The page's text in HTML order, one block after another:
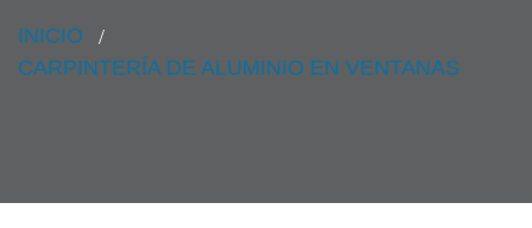
INICIO
CARPINTERÍA DE ALUMINIO EN VENTANAS